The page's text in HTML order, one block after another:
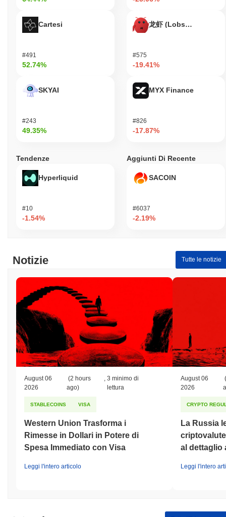
Cartesi
#491
52.74%
SKYAI
#243
49.35%
龙虾 (Lobster)
#575
-19.41%
MYX Finance
#826
-17.87%
Tendenze
Hyperliquid
#10
-1.54%
Aggiunti Di Recente
SACOIN
#6037
-2.19%
Notizie Tutte le notizie
August 06
2026
(2 hours
ago)
,3 minimo di
lettura
STABLECOINS VISA
Western Union Trasforma i
Rimesse in Dollari in Potere di
Spesa Immediato con Visa
Leggi l'intero articolo
August 06
2026
CRYPTO
La Russia
al dettaglio
Leggi l'intero